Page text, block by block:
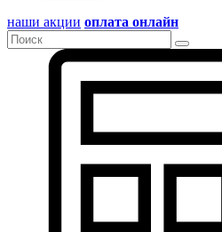
наши акции оплата онлайн